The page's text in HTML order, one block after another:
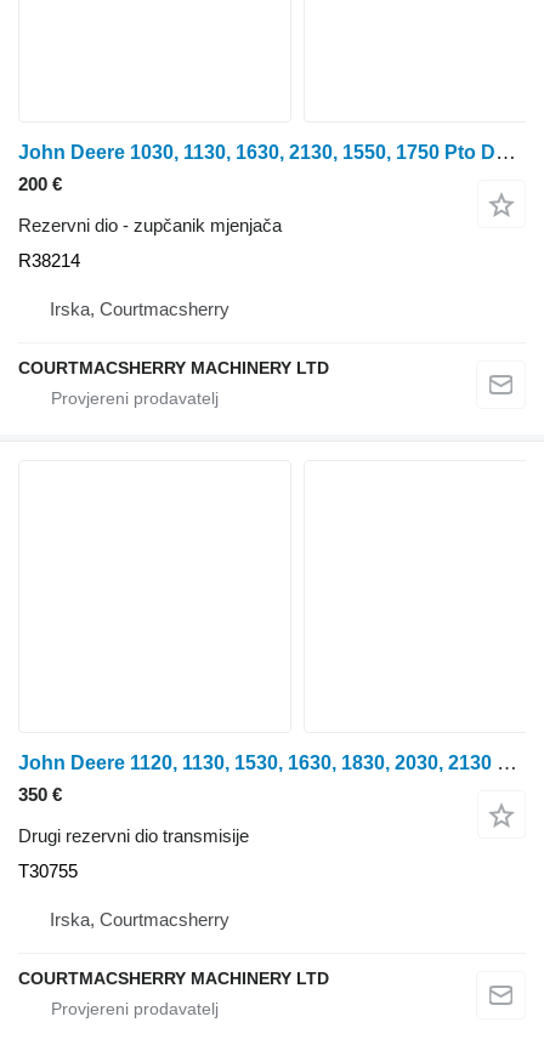
John Deere 1030, 1130, 1630, 2130, 1550, 1750 Pto Double Gear T16/23 R38214 zupčanik mjenjača za John Deere 2130 traktora na kotačima
200 €
Rezervni dio - zupčanik mjenjača
R38214
Irska, Courtmacsherry
COURTMACSHERRY MACHINERY LTD
John Deere 1120, 1130, 1530, 1630, 1830, 2030, 2130 Pto Gear T73 T30755 za traktora na kotačima
350 €
Drugi rezervni dio transmisije
T30755
Irska, Courtmacsherry
COURTMACSHERRY MACHINERY LTD